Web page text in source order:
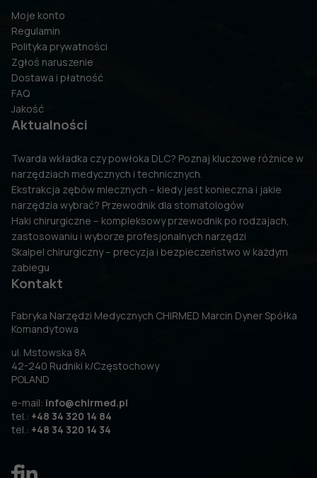
Moje konto
Regulamin
Polityka prywatności
Zgłoś naruszenie
Dostawa i płatność
FAQ
Jakość
Aktualności
Twarda wkładka czy powłoka DLC? Poznaj kluczowe różnice w
narzędziach medycznych i technicznych.
Ekstrakcja zębów mlecznych – kiedy jest konieczna i jakie
narzędzia wybrać? Przewodnik dla stomatologów
Haki chirurgiczne – kompleksowy przewodnik po rodzajach,
zastosowaniu i wyborze profesjonalnych narzędzi
Skalpel chirurgiczny – precyzja i bezpieczeństwo w każdym
zabiegu
Kontakt
Fabryka Narzędzi Medycznych CHIRMED Marcin Dyner Spółka
Komandytowa
ul. Mstowska 8A
42-240 Rudniki k/Częstochowy
POLAND
e-mail: info@chirmed.pl
tel.: +48 34 320 14 84
tel.: +48 34 320 14 34